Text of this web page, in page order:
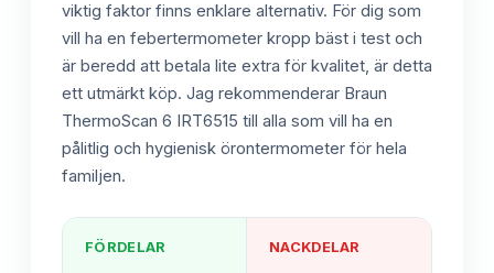
viktig faktor finns enklare alternativ. För dig som
vill ha en febertermometer kropp bäst i test och
är beredd att betala lite extra för kvalitet, är detta
ett utmärkt köp. Jag rekommenderar Braun
ThermoScan 6 IRT6515 till alla som vill ha en
pålitlig och hygienisk örontermometer för hela
familjen.
FÖRDELAR NACKDELAR